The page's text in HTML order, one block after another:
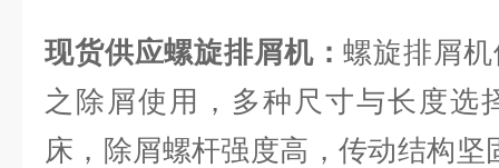
现货供应螺旋排屑机：螺旋排屑
之除屑使用，多种尺寸与长度选
床，除屑螺杆强度高，传动结构